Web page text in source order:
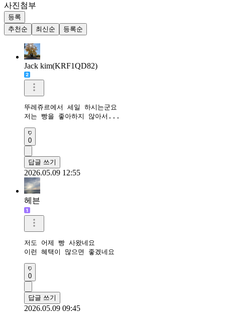
사진첨부
등록
추천순
최신순 등록순
Jack kim(KRF1QD82)
뚜레쥬르에서 세일 하시는군요
저는 빵을 좋아하지 않아서...
0
답글 쓰기
2026.05.09 12:55
헤븐
저도 어제 빵 사왔네요
이런 혜택이 많으면 좋겠네요
0
답글 쓰기
2026.05.09 09:45